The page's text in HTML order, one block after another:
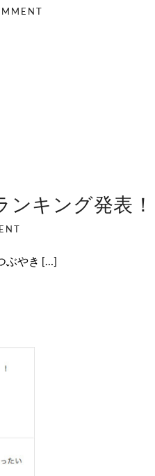
キング発表！
ぶやき […]